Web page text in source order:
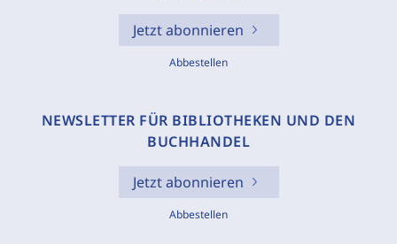
Jetzt abonnieren
Abbestellen
NEWSLETTER FÜR BIBLIOTHEKEN UND DEN
BUCHHANDEL
Jetzt abonnieren
Abbestellen